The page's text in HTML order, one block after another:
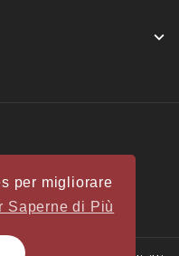
per migliorare
Saperne di Più